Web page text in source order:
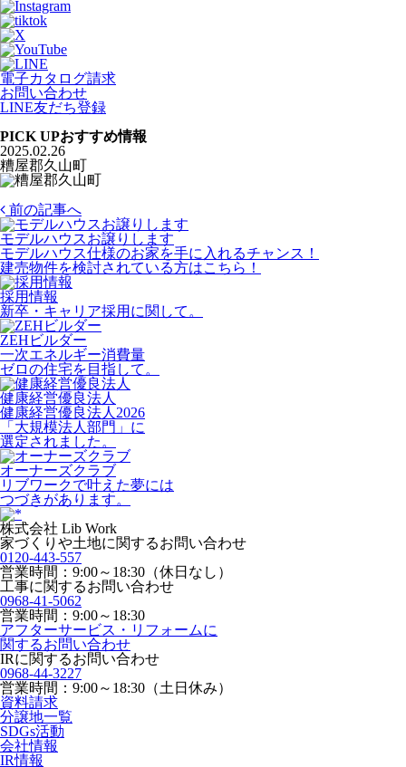
電子カタログ請求
お問い合わせ
LINE友だち登録
PICK UPおすすめ情報
2025.02.26
糟屋郡久山町
前の記事へ
モデルハウスお譲りします
モデルハウス仕様のお家を手に入れるチャンス！
建売物件を検討されている方はこちら！
採用情報
新卒・キャリア採用に関して。
ZEHビルダー
一次エネルギー消費量
ゼロの住宅を目指して。
健康経営優良法人
健康経営優良法人2026
「大規模法人部門」に
選定されました。
オーナーズクラブ
リブワークで叶えた夢には
つづきがあります。
株式会社 Lib Work
家づくりや土地に関するお問い合わせ
0120-443-557
営業時間：9:00～18:30（休日なし）
工事に関するお問い合わせ
0968-41-5062
営業時間：9:00～18:30
アフターサービス・リフォームに
関するお問い合わせ
IRに関するお問い合わせ
0968-44-3227
営業時間：9:00～18:30（土日休み）
資料請求
分譲地一覧
SDGs活動
会社情報
IR情報